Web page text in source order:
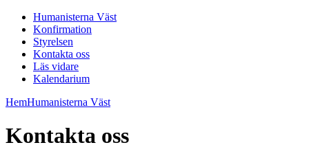
Humanisterna Väst
Konfirmation
Styrelsen
Kontakta oss
Läs vidare
Kalendarium
HemHumanisterna Väst
Kontakta oss